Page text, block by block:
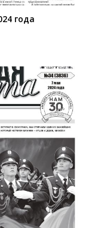
года